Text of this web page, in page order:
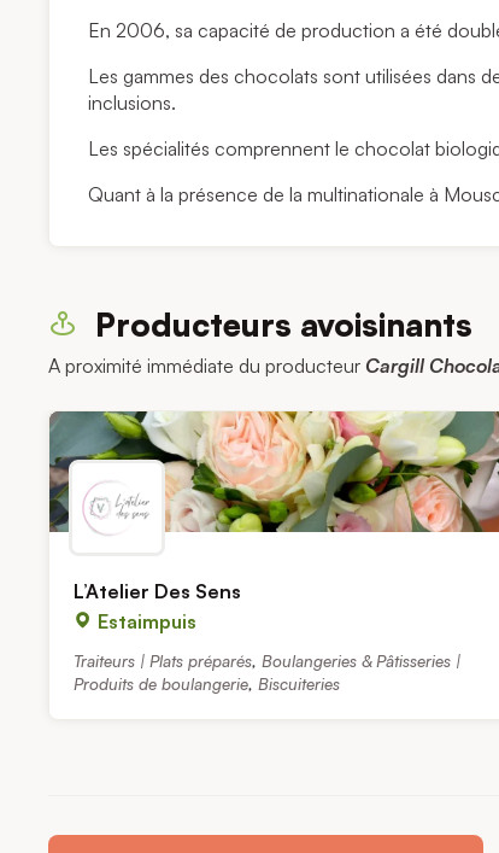
En 2006, sa capacité de production a été
Les gammes des chocolats sont utilisées dans
inclusions.
Les spécialités comprennent le chocolat
Quant à la présence de la multinationale à
Producteurs avoisinants
A proximité immédiate du producteur Cargill
L’Atelier Des Sens
Estaimpuis
Traiteurs | Plats préparés,Boulangeries & Pâtisseries |
Produits de boulangerie,Biscuiteries